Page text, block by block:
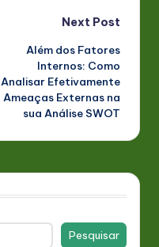
Next Post
Além dos Fatores
Internos: Como
Analisar Efetivamente
Ameaças Externas na
sua Análise SWOT
Pesquisar